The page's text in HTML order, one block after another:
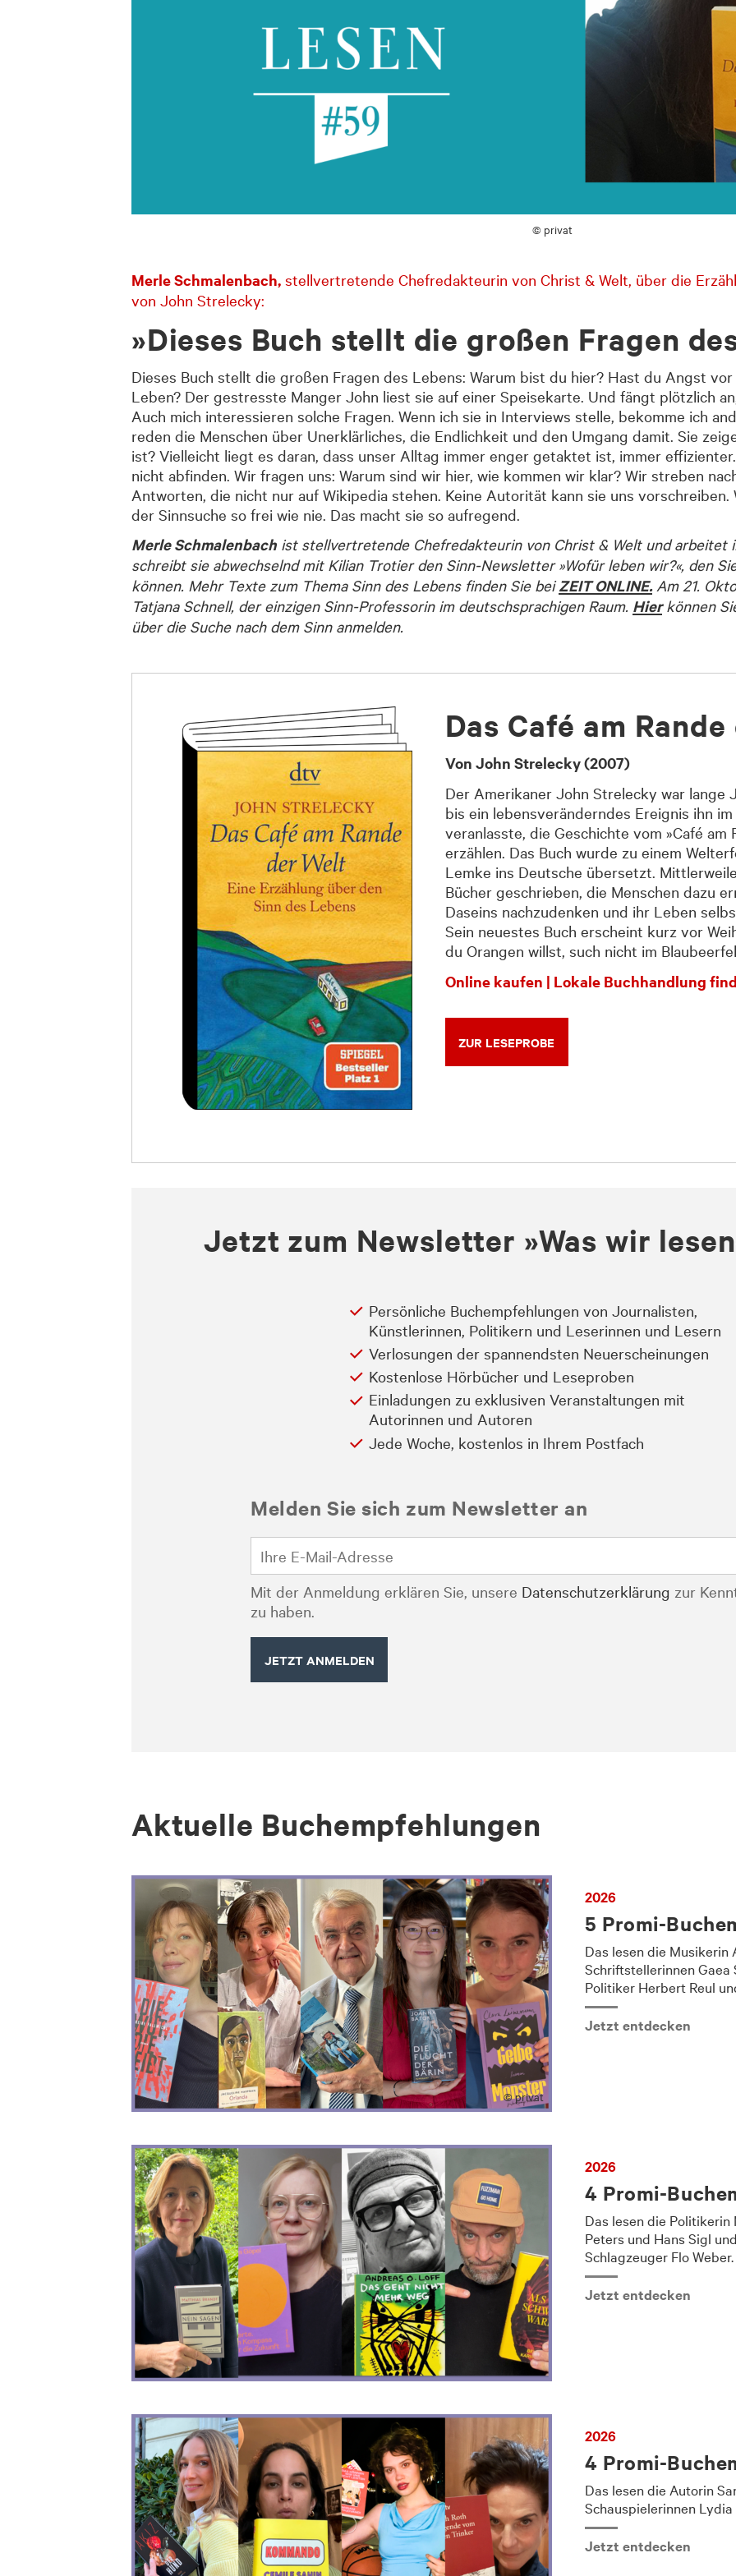
© privat
Merle Schmalenbach, stellvertretende Chefredakteurin von Christ & Welt, über die
von John Strelecky:
»Dieses Buch stellt die großen Fragen
Dieses Buch stellt die großen Fragen des Lebens: Warum bist du hier? Hast du Angst
Leben? Der gestresste Manger John liest sie auf einer Speisekarte. Und fängt plötzlich
Auch mich interessieren solche Fragen. Wenn ich sie in Interviews stelle, bekomme ich
reden die Menschen über Unerklärliches, die Endlichkeit und den Umgang damit. Sie
ist? Vielleicht liegt es daran, dass unser Alltag immer enger getaktet ist, immer
nicht abfinden. Wir fragen uns: Warum sind wir hier, wie kommen wir klar? Wir streben
Antworten, die nicht nur auf Wikipedia stehen. Keine Autorität kann sie uns vorschreiben.
der Sinnsuche so frei wie nie. Das macht sie so aufregend.
Merle Schmalenbach ist stellvertretende Chefredakteurin von Christ & Welt und arbeitet
schreibt sie abwechselnd mit Kilian Trotier den Sinn-Newsletter »Wofür leben wir?«, den
können. Mehr Texte zum Thema Sinn des Lebens finden Sie beiZEIT ONLINE.Am 21.
Tatjana Schnell, der einzigen Sinn-Professorin im deutschsprachigen Raum. Hierkönnen
über die Suche nach dem Sinn anmelden.
Das Café am
Von John Strelecky (2007)
Der Amerikaner John Strelecky war lange
bis ein lebensveränderndes Ereignis ihn
veranlasste, die Geschichte vom »Café am
erzählen. Das Buch wurde zu einem
Lemke ins Deutsche übersetzt.
Bücher geschrieben, die Menschen dazu
Daseins nachzudenken und ihr Leben
Sein neuestes Buch erscheint kurz vor
du Orangen willst, such nicht im
Online kaufen | Lokale Buchhandlung
ZUR LESEPROBE
Jetzt zum Newsletter »Was wir
Persönliche Buchempfehlungen von Journalisten,
Künstlerinnen, Politikern und Leserinnen und Lesern
Verlosungen der spannendsten Neuerscheinungen
Kostenlose Hörbücher und Leseproben
Einladungen zu exklusiven Veranstaltungen mit
Autorinnen und Autoren
Jede Woche, kostenlos in Ihrem Postfach
Melden Sie sich zum Newsletter an
Mit der Anmeldung erklären Sie, unsere Datenschutzerklärung zur
zu haben.
Ak­tu­el­le Bu­ch­emp­feh­lun­gen
© privat
2026
5 Promi-
Das lesen die Musikerin
Schriftstellerinnen Gaea
Politiker Herbert Reul
Jetzt entdecken
2026
4 Promi-
Das lesen die Politikerin
Peters und Hans Sigl
Schlagzeuger Flo Weber.
Jetzt entdecken
2026
4 Promi-
Das lesen die Autorin
Schauspielerinnen
Jetzt entdecken